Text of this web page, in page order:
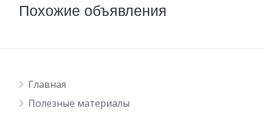
Похожие объявления
Главная
Полезные материалы